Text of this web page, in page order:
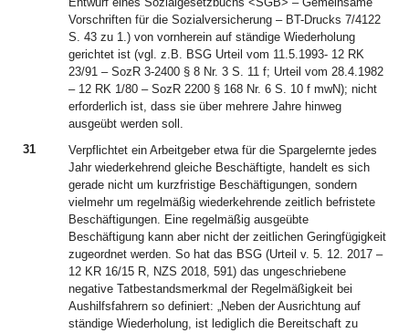
Vorschriften für die Sozialversicherung – BT-Drucks 7/4122
S. 43 zu 1.) von vornherein auf ständige Wiederholung
gerichtet ist (vgl. z.B. BSG Urteil vom 11.5.1993- 12 RK
23/91 – SozR 3-2400 § 8 Nr. 3 S. 11 f; Urteil vom 28.4.1982
– 12 RK 1/80 – SozR 2200 § 168 Nr. 6 S. 10 f mwN); nicht
erforderlich ist, dass sie über mehrere Jahre hinweg
ausgeübt werden soll.
31
Verpflichtet ein Arbeitgeber etwa für die Spargelernte jedes
Jahr wiederkehrend gleiche Beschäftigte, handelt es sich
gerade nicht um kurzfristige Beschäftigungen, sondern
vielmehr um regelmäßig wiederkehrende zeitlich befristete
Beschäftigungen. Eine regelmäßig ausgeübte
Beschäftigung kann aber nicht der zeitlichen Geringfügigkeit
zugeordnet werden. So hat das BSG (Urteil v. 5. 12. 2017 –
12 KR 16/15 R, NZS 2018, 591) das ungeschriebene
negative Tatbestandsmerkmal der Regelmäßigkeit bei
Aushilfsfahrern so definiert: „Neben der Ausrichtung auf
ständige Wiederholung, ist lediglich die Bereitschaft zu